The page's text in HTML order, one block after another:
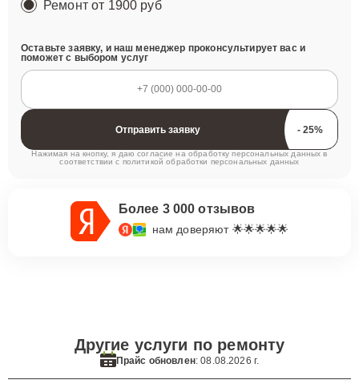
Ремонтот 1900 руб
Оставьте заявку, и наш менеджер проконсультирует вас и
поможет с выбором услуг
Отправить заявку
Нажимая на кнопку, я даю согласие на обработку персональных данных в
соответствии с политикой обработки персональных данных
Более 3 000 отзывов
нам доверяют 🌟🌟🌟🌟🌟
Другие услуги по ремонту
Прайс обновлен: 08.08.2026 г.